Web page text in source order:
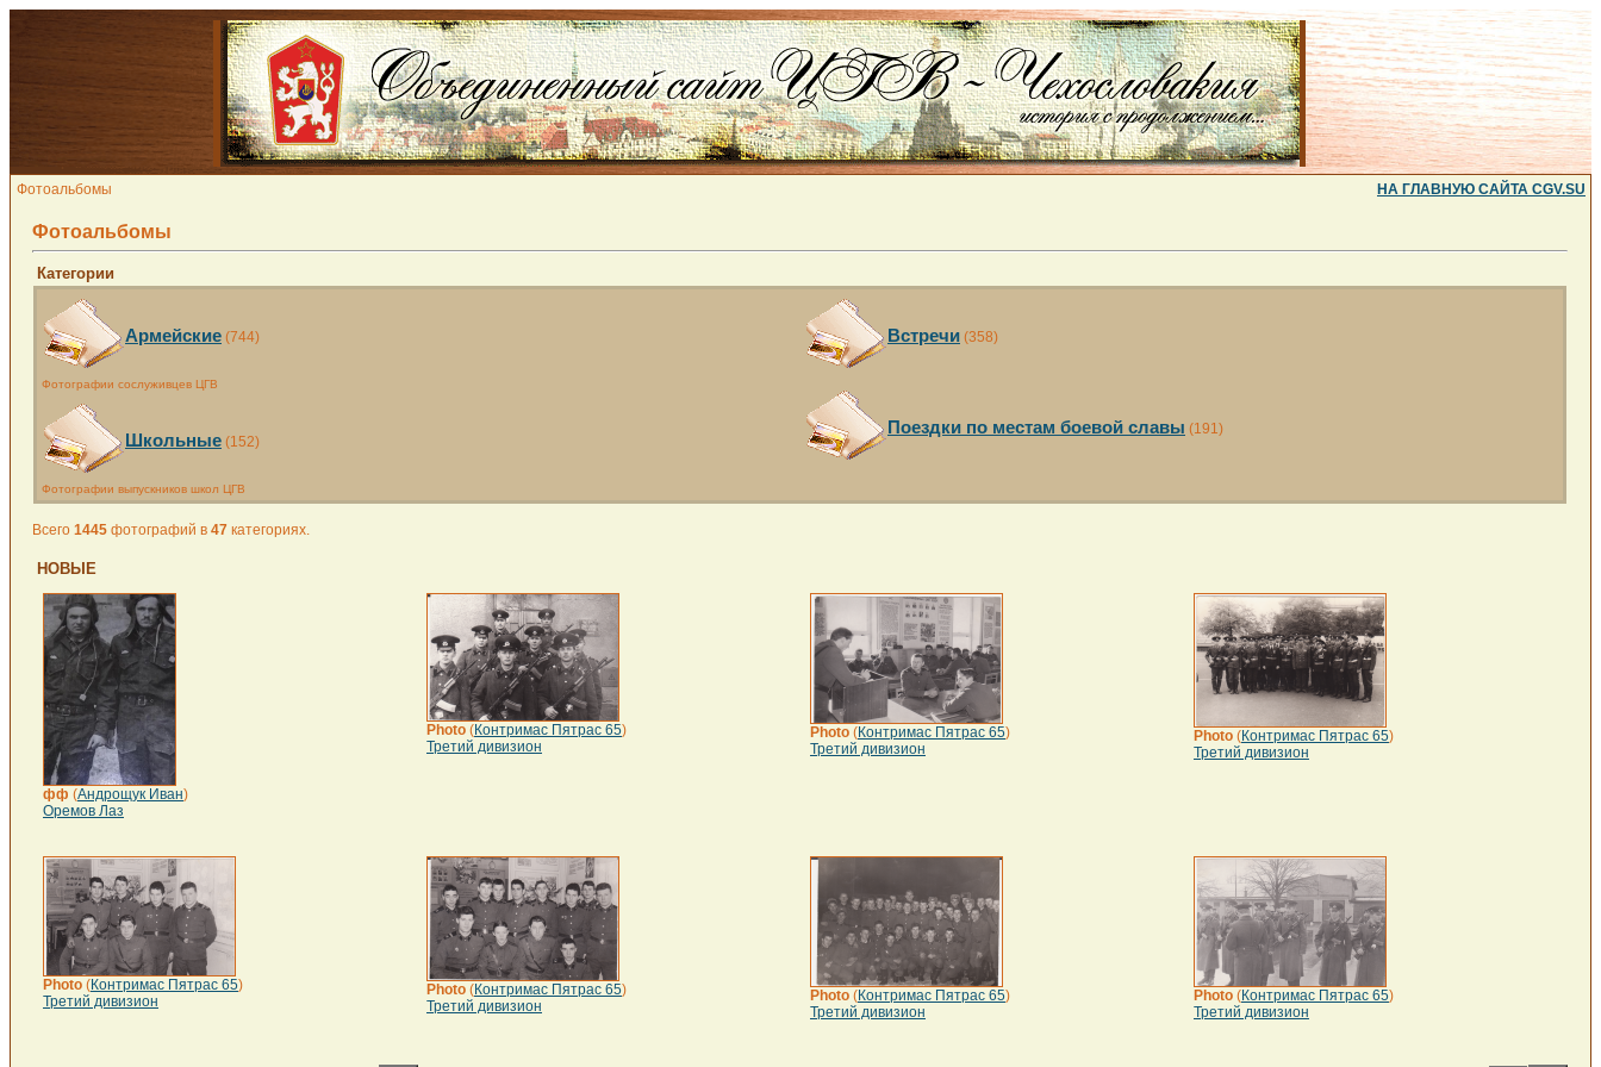
Фотоальбомы НА ГЛАВНУЮ САЙТА CGV.SU
Фотоальбомы
Категории
Армейские (744)
Фотографии сослуживцев ЦГВ
Школьные (152)
Фотографии выпускников школ ЦГВ
Встречи (358)
Поездки по местам боевой славы (191)
Всего 1445 фотографий в 47 категориях.
НОВЫЕ
фф (Андрощук Иван)
Оремов Лаз
Photo (Контримас Пятрас 65)
Третий дивизион
Photo (Контримас Пятрас 65)
Третий дивизион
Photo (Контримас Пятрас 65)
Третий дивизион
Photo (Контримас Пятрас 65)
Третий дивизион
Photo (Контримас Пятрас 65)
Третий дивизион
Photo (Контримас Пятрас 65)
Третий дивизион
Photo (Контримас Пятрас 65)
Третий дивизион